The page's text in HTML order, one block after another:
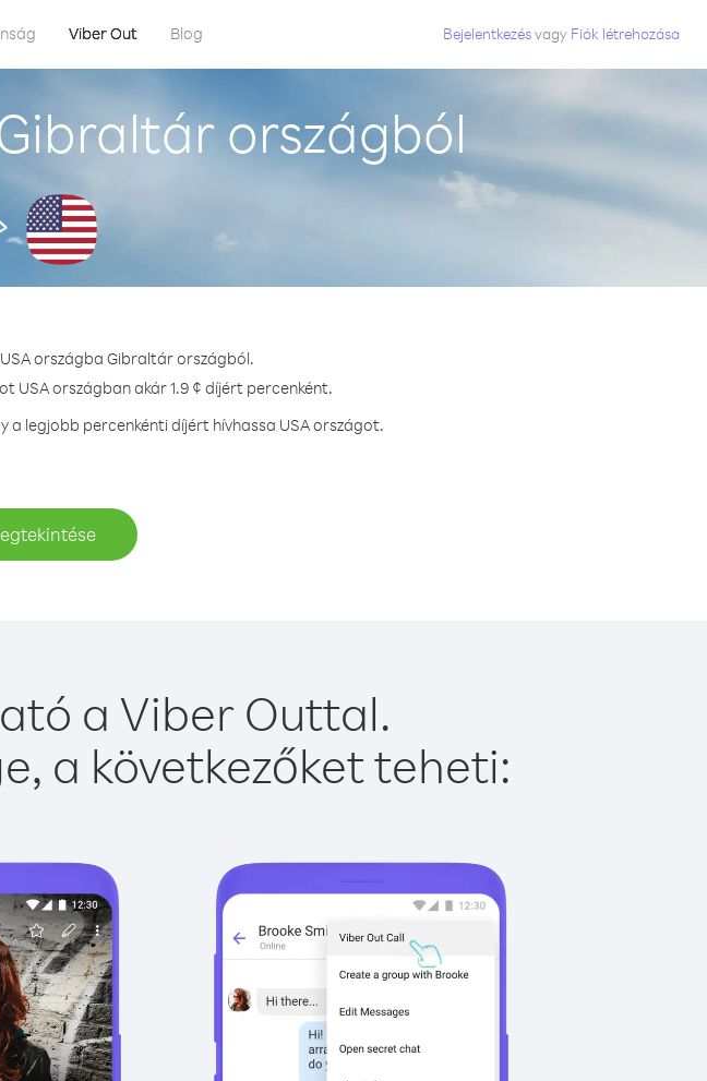
Viber Out Blog Bejelentkezésvagy Fiók létrehozása
országból
országba Gibraltár országból.
USA országban akár 1.9 ¢ díjért percenként.
legjobb percenkénti díjért hívhassa USA országot.
a Viber Outtal.
a következőket teheti: